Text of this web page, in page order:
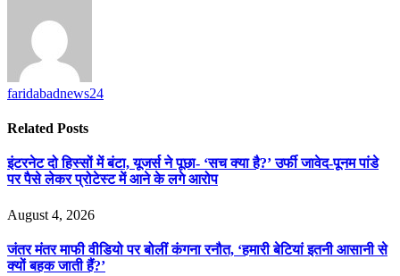
faridabadnews24
Related Posts
इंटरनेट दो हिस्सों में बंटा, यूजर्स ने पूछा- ‘सच क्या है?’ उर्फी जावेद-पूनम पांडे
पर पैसे लेकर प्रोटेस्ट में आने के लगे आरोप
August 4, 2026
जंतर मंतर माफी वीडियो पर बोलीं कंगना रनौत, ‘हमारी बेटियां इतनी आसानी से
क्यों बहक जाती हैं?’